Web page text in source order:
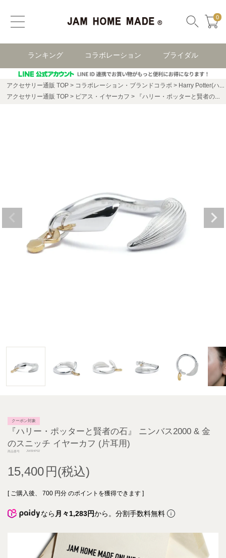
0
ランキング コラボレーション ブライダル
アクセサリー通販 TOP コラボレーション・ブランドコラボ
Harry Potter(ハリー・ポッター)
アクセサリー通販 TOP
ピアス・イヤーカフ 『ハリー・ポッターと賢者の石』 ニンバス2000 & 金のスニッチ イヤーカフ (片耳用)
クーポン対象
『ハリー・ポッターと賢者の石』 ニンバス2000 & 金
のスニッチ イヤーカフ (片耳用)
商品番号 JWBHP02
15,400
[ ご購入後、 700 円分 のポイントを獲得できます ]
なら 月々1,283円から。分割手数料無料